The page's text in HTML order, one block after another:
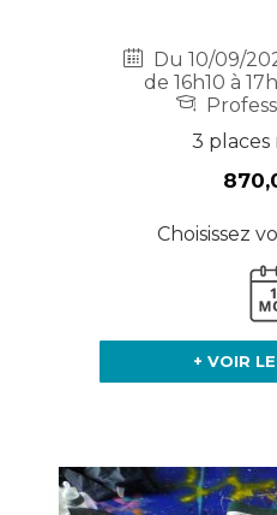
Du 10/09/
de 16h10 à
3 places
Choisissez
+ VOIR